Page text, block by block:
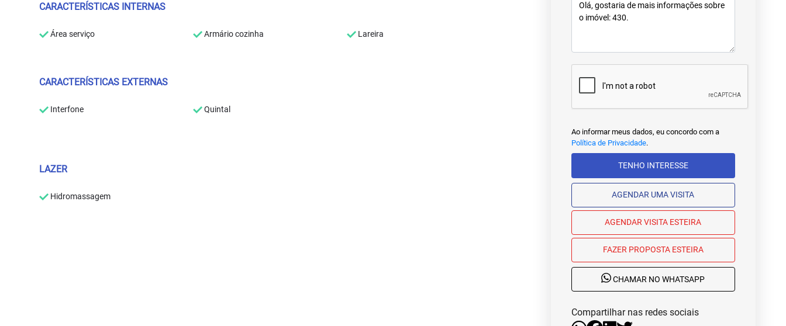
CARACTERÍSTICAS INTERNAS
Área serviço Armário cozinha Lareira
CARACTERÍSTICAS EXTERNAS
Interfone Quintal
LAZER
Hidromassagem
Ao informar meus dados, eu concordo com a
Política de Privacidade.
TENHO INTERESSE
AGENDAR UMA VISITA
AGENDAR VISITA ESTEIRA
FAZER PROPOSTA ESTEIRA
CHAMAR NO WHATSAPP
Compartilhar nas redes sociais